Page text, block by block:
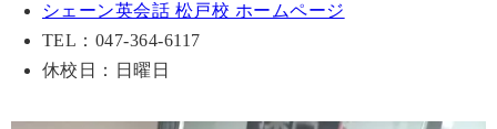
シェーン英会話 松戸校 ホームページ
TEL：047-364-6117
休校日：日曜日